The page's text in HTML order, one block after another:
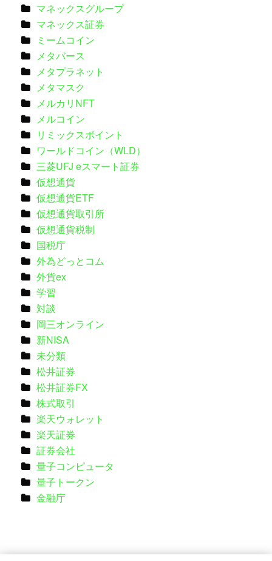
マネックスグループ
マネックス証券
ミームコイン
メタバース
メタプラネット
メタマスク
メルカリNFT
メルコイン
リミックスポイント
ワールドコイン（WLD）
三菱UFJ eスマート証券
仮想通貨
仮想通貨ETF
仮想通貨取引所
仮想通貨税制
国税庁
外為どっとコム
外貨ex
学習
対談
岡三オンライン
新NISA
未分類
松井証券
松井証券FX
株式取引
楽天ウォレット
楽天証券
証券会社
量子コンピュータ
量子トークン
金融庁